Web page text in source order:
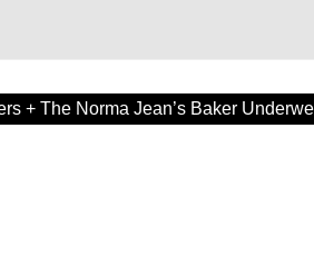
+ The Norma Jean’s Baker